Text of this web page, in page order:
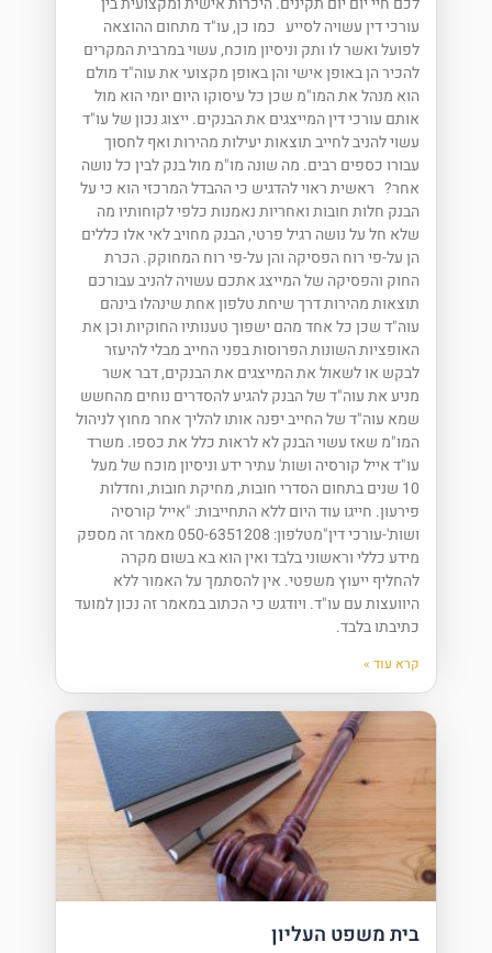
עורכי דין עשויה לסייע כמו כן, עו"ד מתחום ההוצאה
לפועל ואשר לו ותק וניסיון מוכח, עשוי במרבית המקרים
להכיר הן באופן אישי והן באופן מקצועי את עוה"ד מולם
הוא מנהל את המו"מ שכן כל עיסוקו היום יומי הוא מול
אותם עורכי דין המייצגים את הבנקים. ייצוג נכון של עו"ד
עשוי להניב לחייב תוצאות יעילות מהירות ואף לחסוך
עבורו כספים רבים. מה שונה מו"מ מול בנק לבין כל נושה
אחר? ראשית ראוי להדגיש כי ההבדל המרכזי הוא כי על
הבנק חלות חובות ואחריות נאמנות כלפי לקוחותיו מה
שלא חל על נושה רגיל פרטי, הבנק מחויב לאי אלו כללים
הן על-פי רוח הפסיקה והן על-פי רוח המחוקק. הכרת
החוק והפסיקה של המייצג אתכם עשויה להניב עבורכם
תוצאות מהירות דרך שיחת טלפון אחת שינהלו בינהם
עוה"ד שכן כל אחד מהם ישפוך טענותיו החוקיות וכן את
האופציות השונות הפרוסות בפני החייב מבלי להיעזר
לבקש או לשאול את המייצגים את הבנקים, דבר אשר
מניע את עוה"ד של הבנק להגיע להסדרים נוחים מהחשש
שמא עוה"ד של החייב יפנה אותו להליך אחר מחוץ לניהול
המו"מ שאז עשוי הבנק לא לראות כלל את כספו. משרד
עו"ד אייל קורסיה ושות' עתיר ידע וניסיון מוכח של מעל
10 שנים בתחום הסדרי חובות, מחיקת חובות, וחדלות
פירעון. חייגו עוד היום ללא התחייבות: "אייל קורסיה
ושות'-עורכי דין"מטלפון: 050-6351208 מאמר זה מספק
מידע כללי וראשוני בלבד ואין הוא בא בשום מקרה
להחליף ייעוץ משפטי. אין להסתמך על האמור ללא
היוועצות עם עו"ד. ויודגש כי הכתוב במאמר זה נכון למועד
כתיבתו בלבד.
קרא עוד »
בית משפט העליון